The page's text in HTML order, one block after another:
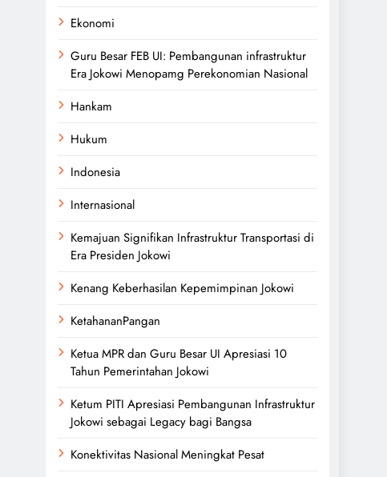
Ekonomi
Guru Besar FEB UI: Pembangunan infrastruktur
Era Jokowi Menopamg Perekonomian Nasional
Hankam
Hukum
Indonesia
Internasional
Kemajuan Signifikan Infrastruktur Transportasi di
Era Presiden Jokowi
Kenang Keberhasilan Kepemimpinan Jokowi
KetahananPangan
Ketua MPR dan Guru Besar UI Apresiasi 10
Tahun Pemerintahan Jokowi
Ketum PITI Apresiasi Pembangunan Infrastruktur
Jokowi sebagai Legacy bagi Bangsa
Konektivitas Nasional Meningkat Pesat